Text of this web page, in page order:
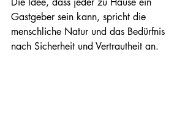
Gastgeber sein kann, spricht die
menschliche Natur und das Bedürfnis
nach Sicherheit und Vertrautheit an.